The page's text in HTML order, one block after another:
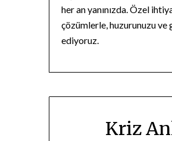
her an yanınızda. Özel
çözümlerle, huzurunuzu
ediyoruz.
Kriz